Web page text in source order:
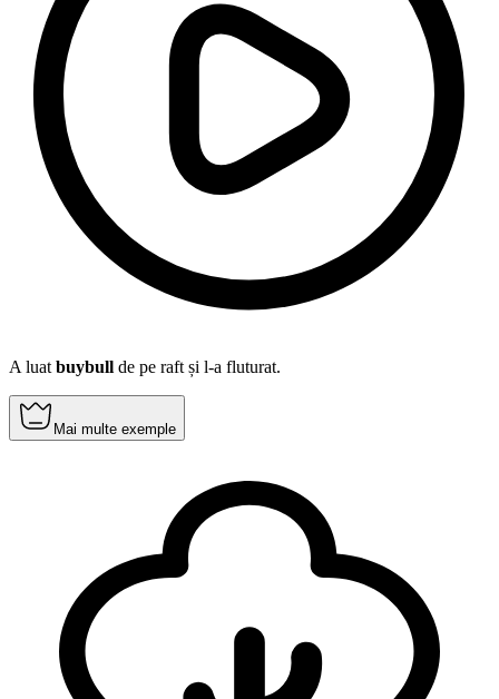
A luat buybull de pe raft și l-a fluturat.
Mai multe exemple